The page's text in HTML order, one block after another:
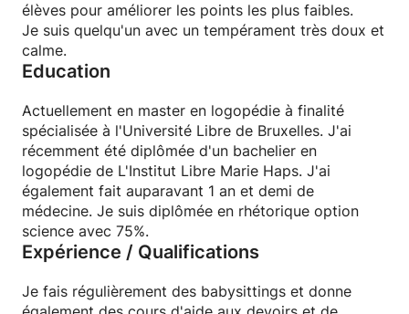
élèves pour améliorer les points les plus faibles.
Je suis quelqu'un avec un tempérament très doux et
calme.
Education
Actuellement en master en logopédie à finalité
spécialisée à l'Université Libre de Bruxelles. J'ai
récemment été diplômée d'un bachelier en
logopédie de L'Institut Libre Marie Haps. J'ai
également fait auparavant 1 an et demi de
médecine. Je suis diplômée en rhétorique option
science avec 75%.
Expérience / Qualifications
Je fais régulièrement des babysittings et donne